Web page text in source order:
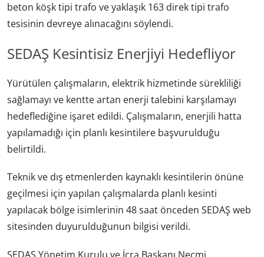
beton köşk tipi trafo ve yaklaşık 163 direk tipi trafo
tesisinin devreye alınacağını söylendi.
SEDAŞ Kesintisiz Enerjiyi Hedefliyor
Yürütülen çalışmaların, elektrik hizmetinde sürekliliği
sağlamayı ve kentte artan enerji talebini karşılamayı
hedeflediğine işaret edildi. Çalışmaların, enerjili hatta
yapılamadığı için planlı kesintilere başvurulduğu
belirtildi.
Teknik ve dış etmenlerden kaynaklı kesintilerin önüne
geçilmesi için yapılan çalışmalarda planlı kesinti
yapılacak bölge isimlerinin 48 saat önceden SEDAŞ web
sitesinden duyurulduğunun bilgisi verildi.